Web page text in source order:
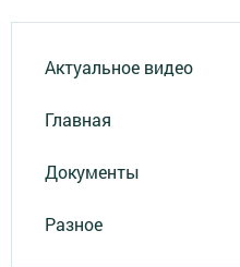
Актуальное видео
Главная
Документы
Разное